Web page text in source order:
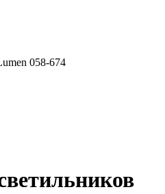
058-674